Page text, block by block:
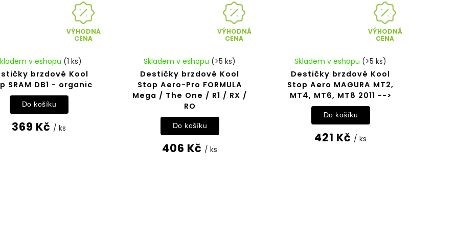
VÝHODNÁ
CENA
brzdové Kool
SRAM DB1 - organic
v eshopu (1 ks)
369 Kč / ks
Do košíku
VÝHODNÁ
CENA
Destičky brzdové Kool
Stop Aero-Pro FORMULA
Mega / The One / R1 / RX /
RO
Skladem v eshopu (>5 ks)
406 Kč / ks
Do košíku
VÝHODNÁ
CENA
Destičky brzdové Kool
Stop Aero MAGURA MT2,
MT4, MT6, MT8 2011 -->
Skladem v eshopu (>5 ks)
421 Kč / ks
Do košíku